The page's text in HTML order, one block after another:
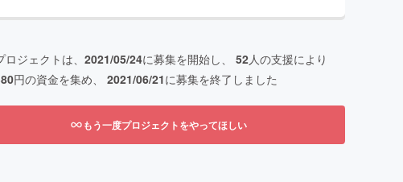
ロジェクトは、 2021/05/24に募集を開始し、 52人の支援により
円の資金を集め、 2021/06/21に募集を終了しました
もう一度プロジェクトをやってほしい